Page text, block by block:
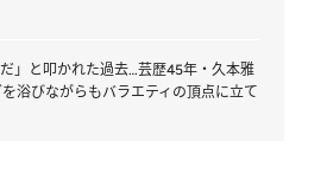
」と叩かれた過去…芸歴45年・久本雅
浴びながらもバラエティの頂点に立て